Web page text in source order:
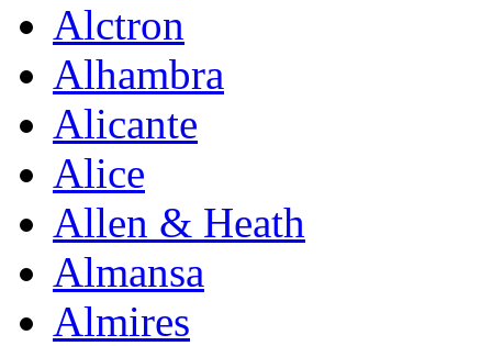
Alctron
Alhambra
Alicante
Alice
Allen & Heath
Almansa
Almires